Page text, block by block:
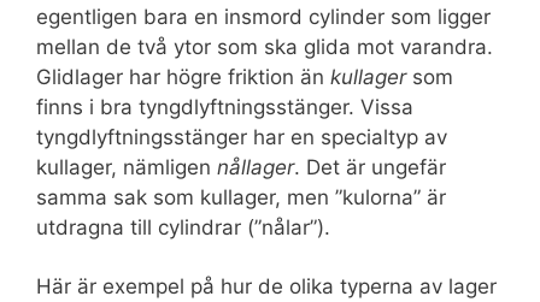
egentligen bara en insmord cylinder som ligger
mellan de två ytor som ska glida mot varandra.
Glidlager har högre friktion än kullagersom
finns i bra tyngdlyftningsstänger. Vissa
tyngdlyftningsstänger har en specialtyp av
kullager, nämligen nållager. Det är ungefär
samma sak som kullager, men ”kulorna” är
utdragna till cylindrar (”nålar”).
Här är exempel på hur de olika typerna av lager